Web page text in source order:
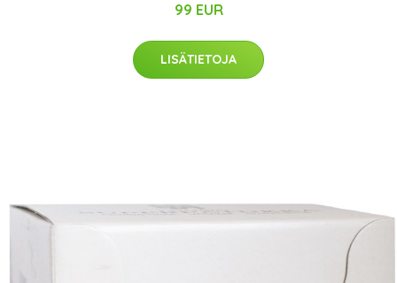
99 EUR
LISÄTIETOJA